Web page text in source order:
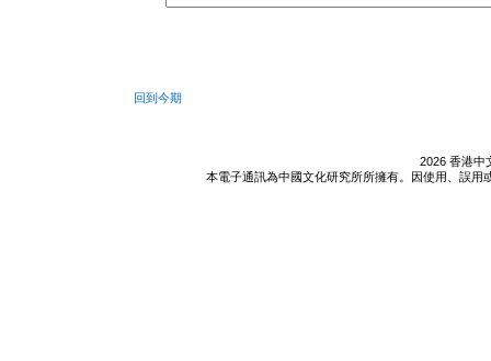
回到今期
2026 香港中
本電子通訊為中國文化研究所所擁有。因使用、誤